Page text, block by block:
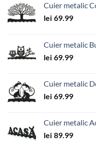
Cuier metalic
lei 69.99
Cuier metalic
lei 69.99
Cuier metalic
lei 69.99
Cuier metalic
lei 89.99